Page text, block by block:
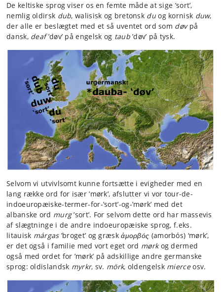
De keltiske sprog viser os en femte måde at sige ’sort’,
nemlig oldirsk dub, walisisk og bretonsk duog kornisk duw,
der alle er beslægtet med et så uventet ord som døvpå
dansk, deaf’døv’ på engelsk og taub’døv’ på tysk.
Selvom vi utvivlsomt kunne fortsætte i evigheder med en
lang række ord for især ’mørk’, afslutter vi vor tour-de-
indoeuropæiske-termer-for-’sort’-og-’mørk’ med det
albanske ord murg’sort’. For selvom dette ord har massevis
af slægtninge i de andre indoeuropæiske sprog, f.eks.
litauisk márgas’broget’ og græskἀμορβός (amorbós) ‘mørk’,
er det også i familie med vort eget ord mørkog dermed
også med ordet for ’mørk’ på adskillige andre germanske
sprog: oldislandsk myrkr, sv. mörk, oldengelsk mierceosv.